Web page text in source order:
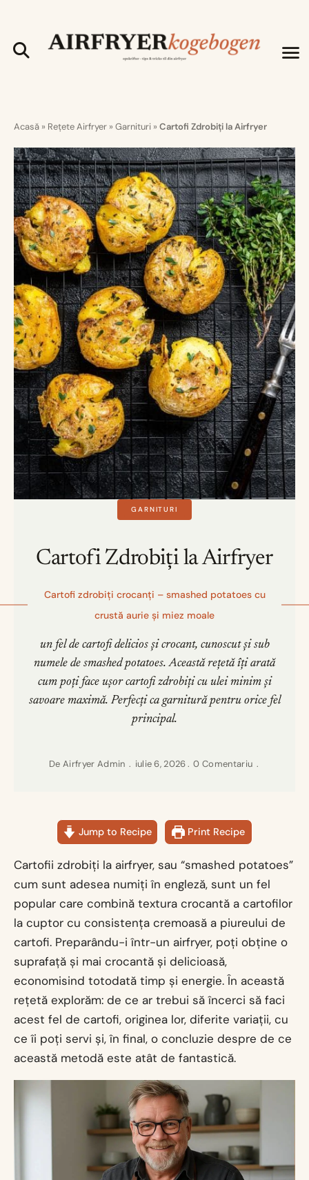
Acasă » Rețete Airfryer » Garnituri » Cartofi Zdrobiți la Airfryer
GARNITURI
Cartofi Zdrobiți la Airfryer
Cartofi zdrobiți crocanți – smashed potatoes cu
crustă aurie și miez moale
un fel de cartofi delicios și crocant, cunoscut și sub
numele de smashed potatoes. Această rețetă îți arată
cum poți face ușor cartofi zdrobiți cu ulei minim și
savoare maximă. Perfecți ca garnitură pentru orice fel
principal.
DeAirfryer Admin iulie 6, 2026 0 Comentariu
Jump to Recipe Print Recipe
Cartofii zdrobiți la airfryer, sau “smashed potatoes”
cum sunt adesea numiți în engleză, sunt un fel
popular care combină textura crocantă a cartofilor
la cuptor cu consistența cremoasă a piureului de
cartofi. Preparându-i într-un airfryer, poți obține o
suprafață și mai crocantă și delicioasă,
economisind totodată timp și energie. În această
rețetă explorăm: de ce ar trebui să încerci să faci
acest fel de cartofi, originea lor, diferite variații, cu
ce îi poți servi și, în final, o concluzie despre de ce
această metodă este atât de fantastică.